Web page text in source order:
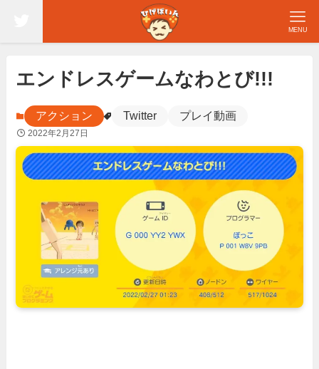
MENU
エンドレスゲームなわとび!!!
アクション Twitter プレイ動画
2022年2月27日